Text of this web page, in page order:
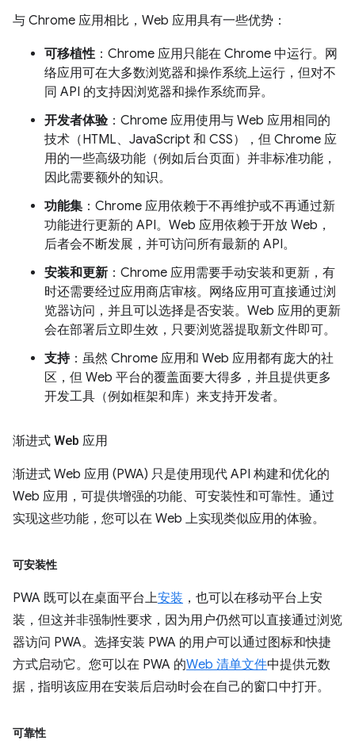
与 Chrome 应用相比，Web 应用具有一些优势：
可移植性：Chrome 应用只能在 Chrome 中运行。网
络应用可在大多数浏览器和操作系统上运行，但对不
同 API 的支持因浏览器和操作系统而异。
开发者体验：Chrome 应用使用与 Web 应用相同的
技术（HTML、JavaScript 和 CSS），但 Chrome 应
用的一些高级功能（例如后台页面）并非标准功能，
因此需要额外的知识。
功能集 ：Chrome 应用依赖于不再维护或不再通过新
功能进行更新的 API。Web 应用依赖于开放 Web，
后者会不断发展，并可访问所有最新的 API。
安装和更新 ：Chrome 应用需要手动安装和更新，有
时还需要经过应用商店审核。网络应用可直接通过浏
览器访问，并且可以选择是否安装。Web 应用的更新
会在部署后立即生效，只要浏览器提取新文件即可。
支持：虽然 Chrome 应用和 Web 应用都有庞大的社
区，但 Web 平台的覆盖面要大得多，并且提供更多
开发工具（例如框架和库）来支持开发者。
渐进式 Web 应用
渐进式 Web 应用 (PWA) 只是使用现代 API 构建和优化的
Web 应用，可提供增强的功能、可安装性和可靠性。通过
实现这些功能，您可以在 Web 上实现类似应用的体验。
可安装性
PWA 既可以在桌面平台上安装 ，也可以在移动平台上安
装，但这并非强制性要求，因为用户仍然可以直接通过浏览
器访问 PWA。选择安装 PWA 的用户可以通过图标和快捷
方式启动它。您可以在 PWA 的Web 清单文件中提供元数
据，指明该应用在安装后启动时会在自己的窗口中打开。
可靠性